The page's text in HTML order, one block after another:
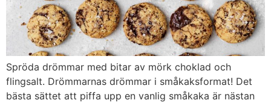
Spröda drömmar med bitar av mörk choklad och
flingsalt. Drömmarnas drömmar i småkaksformat! Det
bästa sättet att piffa upp en vanlig småkaka är nästan